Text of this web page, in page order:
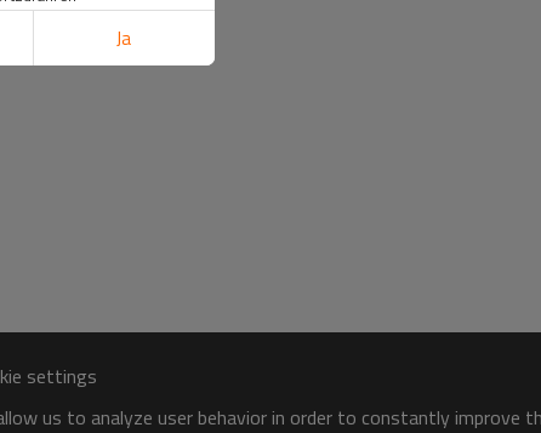
settings
us to analyze user behavior in order to constantly improve
Ja